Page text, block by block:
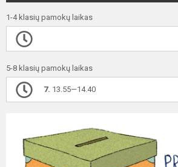
1-4 klasių pamokų laikas
5-8 klasių pamokų laikas
7. 13.55—14.40